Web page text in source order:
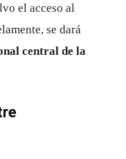
el acceso al
se dará
central de la